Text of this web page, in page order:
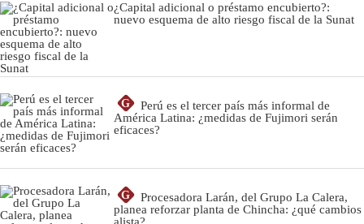
¿Capital adicional o préstamo encubierto?:
nuevo esquema de alto riesgo fiscal de la Sunat
G
Perú es el tercer país más informal de
América Latina: ¿medidas de Fujimori serán
eficaces?
G
Procesadora Larán, del Grupo La Calera,
planea reforzar planta de Chincha: ¿qué cambios